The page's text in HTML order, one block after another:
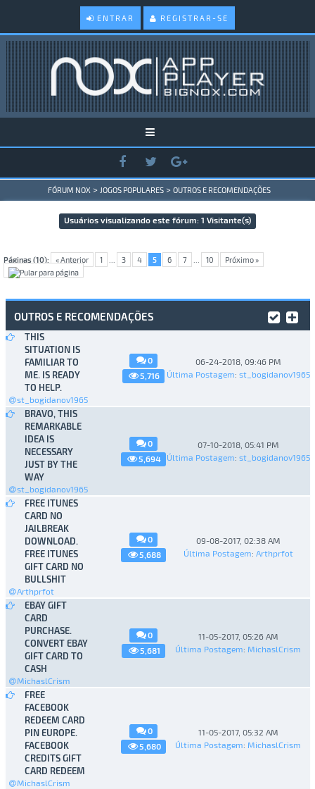
ENTRAR REGISTRAR-SE
FÓRUM NOX > JOGOS POPULARES > OUTROS E RECOMENDAÇÕES
Usuários visualizando este fórum: 1 Visitante(s)
Páginas (10): « Anterior 1 3 4 5 6 7 10 Próximo »
OUTROS E RECOMENDAÇÕES
THIS
SITUATION IS
FAMILIAR TO
ME. IS READY
TO HELP.
st_bogidanov1965
0
5,716
06-24-2018, 09:46 PM
Última Postagem: st_bogidanov1965
BRAVO, THIS
REMARKABLE
IDEA IS
NECESSARY
JUST BY THE
WAY
st_bogidanov1965
0
5,694
07-10-2018, 05:41 PM
Última Postagem: st_bogidanov1965
FREE ITUNES
CARD NO
JAILBREAK
DOWNLOAD.
FREE ITUNES
GIFT CARD NO
BULLSHIT
Arthprfot
0
5,688
09-08-2017, 02:38 AM
Última Postagem: Arthprfot
EBAY GIFT
CARD
PURCHASE.
CONVERT EBAY
GIFT CARD TO
CASH
MichaslCrism
0
5,681
11-05-2017, 05:26 AM
Última Postagem: MichaslCrism
FREE
FACEBOOK
REDEEM CARD
PIN EUROPE.
FACEBOOK
CREDITS GIFT
CARD REDEEM
MichaslCrism
0
5,680
11-05-2017, 05:32 AM
Última Postagem: MichaslCrism